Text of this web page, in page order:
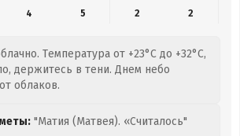
4
5 2 2
Температура от +23°C до +32°C,
держитесь в тени. Днем небо
облаков.
"Матия (Матвея). «Считалось"